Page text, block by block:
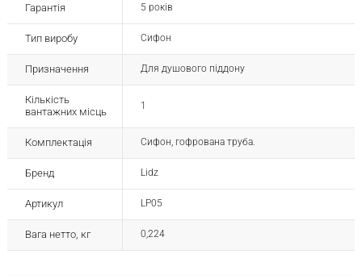
Гарантія 5 років
Тип виробу Сифон
Призначення Для душового піддону
Кількість
вантажних місць
1
Комплектація Сифон, гофрована труба.
Бренд Lidz
Артикул LP05
Вага нетто, кг 0,224